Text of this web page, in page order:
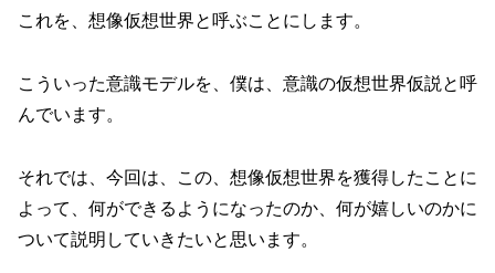
これを、想像仮想世界と呼ぶことにします。
こういった意識モデルを、僕は、意識の仮想世界仮説と呼
んでいます。
それでは、今回は、この、想像仮想世界を獲得したことに
よって、何ができるようになったのか、何が嬉しいのかに
ついて説明していきたいと思います。